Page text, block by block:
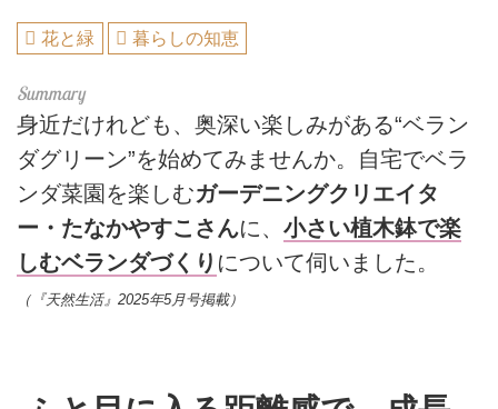
花と緑 暮らしの知恵
身近だけれども、奥深い楽しみがある“ベラン
ダグリーン”を始めてみませんか。自宅でベラ
ンダ菜園を楽しむガーデニングクリエイタ
ー・たなかやすこさんに、 小さい植木鉢で楽
しむベランダづくり について伺いました。
（『天然生活』2025年5月号掲載）